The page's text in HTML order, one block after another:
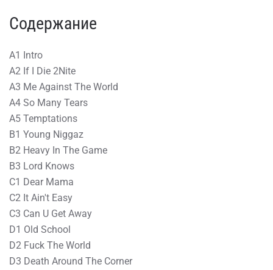
Содержание
A1 Intro
A2 If I Die 2Nite
A3 Me Against The World
A4 So Many Tears
A5 Temptations
B1 Young Niggaz
B2 Heavy In The Game
B3 Lord Knows
C1 Dear Mama
C2 It Ain't Easy
C3 Can U Get Away
D1 Old School
D2 Fuck The World
D3 Death Around The Corner